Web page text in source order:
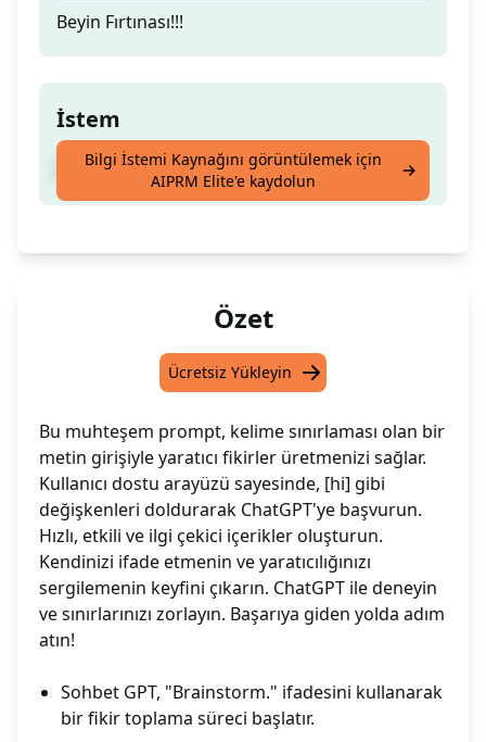
Beyin Fırtınası!!!
İstem
Fikirlerinizi hızla oluşturun ve geliştirin.
Bilgi İstemi Kaynağını görüntülemek için
AIPRM Elite'e kaydolun
Özet
Ücretsiz Yükleyin
Bu muhteşem prompt, kelime sınırlaması olan bir
metin girişiyle yaratıcı fikirler üretmenizi sağlar.
Kullanıcı dostu arayüzü sayesinde, [hi] gibi
değişkenleri doldurarak ChatGPT'ye başvurun.
Hızlı, etkili ve ilgi çekici içerikler oluşturun.
Kendinizi ifade etmenin ve yaratıcılığınızı
sergilemenin keyfini çıkarın. ChatGPT ile deneyin
ve sınırlarınızı zorlayın. Başarıya giden yolda adım
atın!
Sohbet GPT, "Brainstorm." ifadesini kullanarak
bir fikir toplama süreci başlatır.